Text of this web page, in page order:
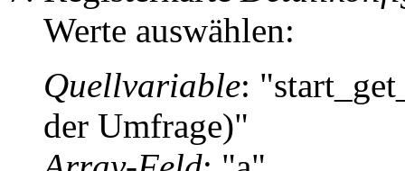
Werte auswählen:
Quellvariable:
der Umfrage)"